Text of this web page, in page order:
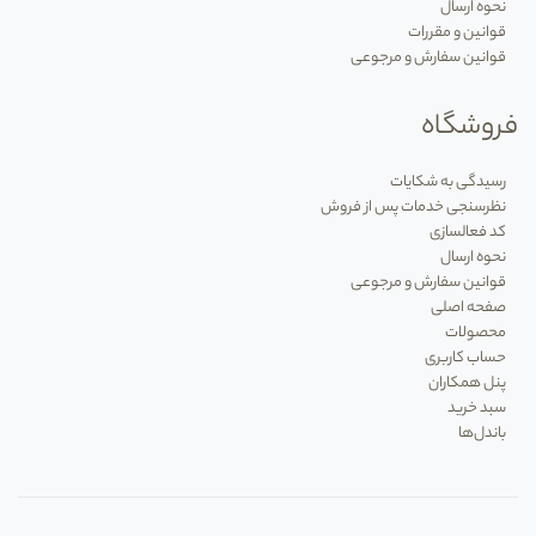
نحوه ارسال
قوانین و مقررات
قوانین سفارش و مرجوعی
فروشگاه
رسیدگی به شکایات
نظرسنجی خدمات پس از فروش
کد فعالسازی
نحوه ارسال
قوانین سفارش و مرجوعی
صفحه اصلی
محصولات
حساب کاربری
پنل همکاران
سبد خرید
باندل‌ها